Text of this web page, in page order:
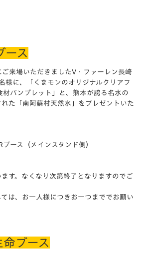
ース
来場いただきましたV・ファーレン長崎
様に、「くまモンのオリジナルクリアフ
材パンプレット」と、熊本が誇る名水の
た「南阿蘇村天然水」をプレゼントいた
ブース（メインスタンド側）
す。なくなり次第終了となりますのでご
は、お一人様につきお一つまででお願い
ブース